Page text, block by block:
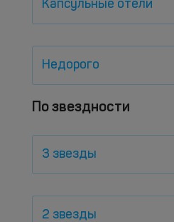
Капсульные отели
Недорого
По звездности
3 звезды
2 звезды